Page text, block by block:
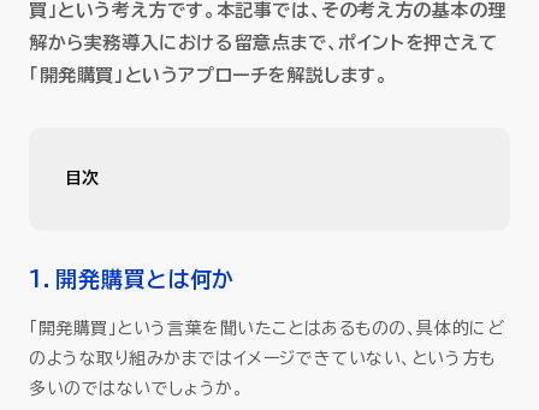
セミナー
会社情報
買」という考え方です。本記事では、その考え方の基本の理
解から実務導入における留意点まで、ポイントを押さえて
「開発購買」というアプローチを解説します。
目次
従来の購買と何が違うのか
2．なぜ開発購買が必要なのか
1．開発購買とは何か
「開発購買」という言葉を聞いたことはあるものの、具体的にど
のような取り組みかまではイメージできていない、という方も
多いのではないでしょうか。